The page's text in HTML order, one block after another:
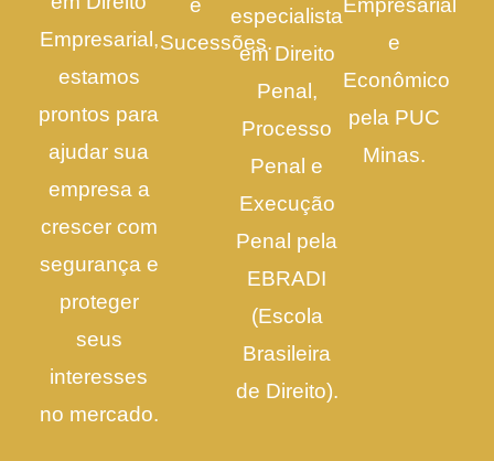
Empresarial,
estamos
prontos para
ajudar sua
empresa a
crescer com
segurança e
proteger
seus
interesses
no mercado.
e
Sucessões.
especialista
em Direito
Penal,
Processo
Penal e
Execução
Penal pela
EBRADI
(Escola
Brasileira
de Direito).
Empresarial
e
Econômico
pela PUC
Minas.